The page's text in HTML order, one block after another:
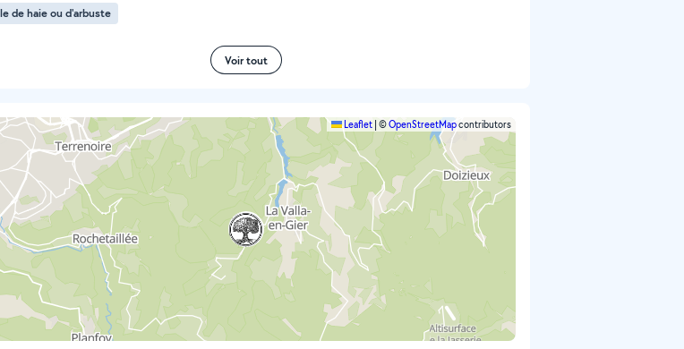
de haie ou d'arbuste
Voir tout
Leaflet ©OpenStreetMapcontributors